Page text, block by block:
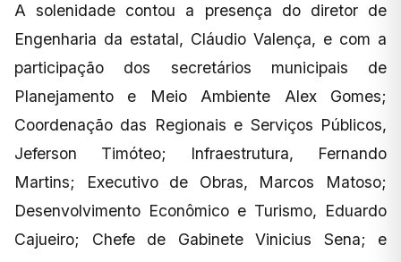
A solenidade contou a presença do diretor de
Engenharia da estatal, Cláudio Valença, e com a
participação dos secretários municipais de
Planejamento e Meio Ambiente Alex Gomes;
Coordenação das Regionais e Serviços Públicos,
Jeferson Timóteo; Infraestrutura, Fernando
Martins; Executivo de Obras, Marcos Matoso;
Desenvolvimento Econômico e Turismo, Eduardo
Cajueiro; Chefe de Gabinete Vinicius Sena; e